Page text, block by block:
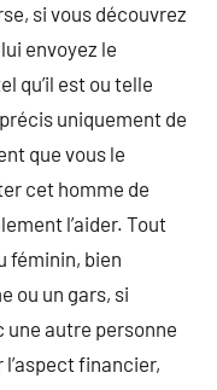
si vous découvrez
envoyez le
qu’il est ou telle
précis uniquement de
que vous le
cet homme de
l’aider. Tout
féminin, bien
ou un gars, si
une autre personne
financier,